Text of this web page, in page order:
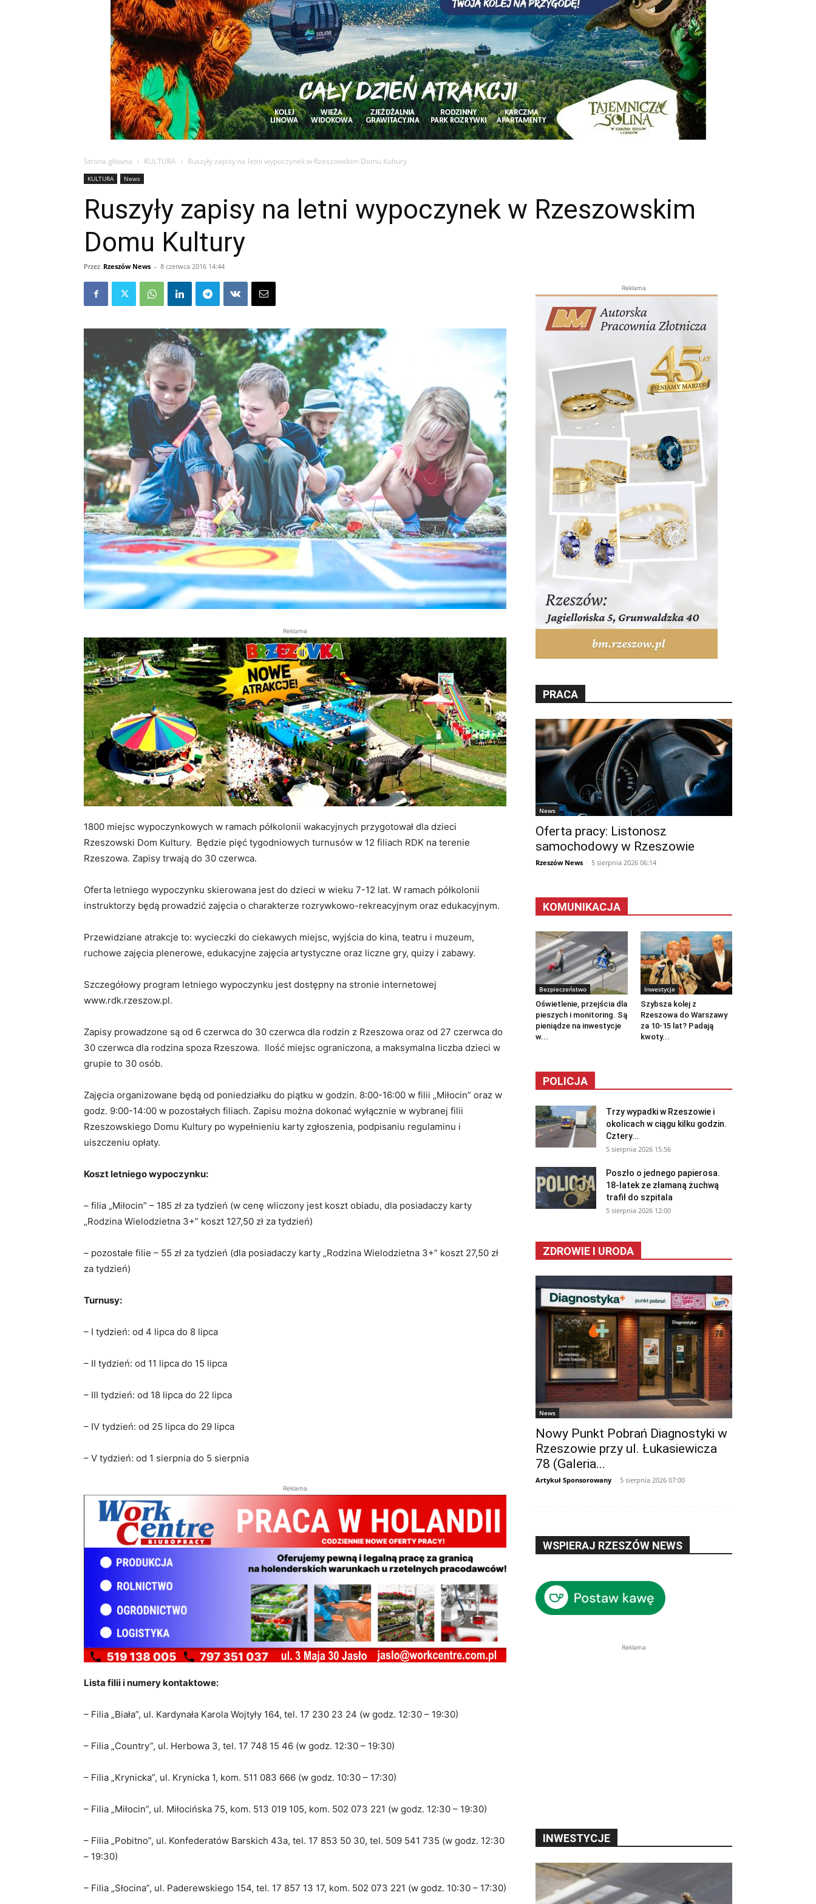
Strona główna KULTURA Ruszyły zapisy na letni wypoczynek w Rzeszowskim Domu Kultury
KULTURA News
Ruszyły zapisy na letni wypoczynek w Rzeszowskim
Domu Kultury
Przez Rzeszów News - 8 czerwca 2016 14:44
Reklama
1800 miejsc wypoczynkowych w ramach półkolonii wakacyjnych przygotował dla dzieci
Rzeszowski Dom Kultury. Będzie pięć tygodniowych turnusów w 12 filiach RDK na terenie
Rzeszowa. Zapisy trwają do 30 czerwca.
Oferta letniego wypoczynku skierowana jest do dzieci w wieku 7-12 lat. W ramach półkolonii
instruktorzy będą prowadzić zajęcia o charakterze rozrywkowo-rekreacyjnym oraz edukacyjnym.
Przewidziane atrakcje to: wycieczki do ciekawych miejsc, wyjścia do kina, teatru i muzeum,
ruchowe zajęcia plenerowe, edukacyjne zajęcia artystyczne oraz liczne gry, quizy i zabawy.
Szczegółowy program letniego wypoczynku jest dostępny na stronie internetowej
www.rdk.rzeszow.pl.
Zapisy prowadzone są od 6 czerwca do 30 czerwca dla rodzin z Rzeszowa oraz od 27 czerwca do
30 czerwca dla rodzina spoza Rzeszowa. Ilość miejsc ograniczona, a maksymalna liczba dzieci w
grupie to 30 osób.
Zajęcia organizowane będą od poniedziałku do piątku w godzin. 8:00-16:00 w filii „Miłocin” oraz w
godz. 9:00-14:00 w pozostałych filiach. Zapisu można dokonać wyłącznie w wybranej filii
Rzeszowskiego Domu Kultury po wypełnieniu karty zgłoszenia, podpisaniu regulaminu i
uiszczeniu opłaty.
Koszt letniego wypoczynku:
– filia „Miłocin” – 185 zł za tydzień (w cenę wliczony jest koszt obiadu, dla posiadaczy karty
„Rodzina Wielodzietna 3+” koszt 127,50 zł za tydzień)
– pozostałe filie – 55 zł za tydzień (dla posiadaczy karty „Rodzina Wielodzietna 3+” koszt 27,50 zł
za tydzień)
Turnusy:
– I tydzień: od 4 lipca do 8 lipca
– II tydzień: od 11 lipca do 15 lipca
– III tydzień: od 18 lipca do 22 lipca
– IV tydzień: od 25 lipca do 29 lipca
– V tydzień: od 1 sierpnia do 5 sierpnia
Reklama
Lista filii i numery kontaktowe:
– Filia „Biała”, ul. Kardynała Karola Wojtyły 164, tel. 17 230 23 24 (w godz. 12:30 – 19:30)
– Filia „Country”, ul. Herbowa 3, tel. 17 748 15 46 (w godz. 12:30 – 19:30)
– Filia „Krynicka”, ul. Krynicka 1, kom. 511 083 666 (w godz. 10:30 – 17:30)
– Filia „Miłocin”, ul. Miłocińska 75, kom. 513 019 105, kom. 502 073 221 (w godz. 12:30 – 19:30)
– Filia „Pobitno”, ul. Konfederatów Barskich 43a, tel. 17 853 50 30, tel. 509 541 735 (w godz. 12:30
– 19:30)
– Filia „Słocina”, ul. Paderewskiego 154, tel. 17 857 13 17, kom. 502 073 221 (w godz. 10:30 – 17:30)
Reklama
PRACA
News
Oferta pracy: Listonosz
samochodowy w Rzeszowie
Rzeszów News - 5 sierpnia 2026 06:14
KOMUNIKACJA
Bezpieczeństwo
Oświetlenie, przejścia dla
pieszych i monitoring. Są
pieniądze na inwestycje
w...
Inwestycje
Szybsza kolej z
Rzeszowa do Warszawy
za 10-15 lat? Padają
kwoty...
POLICJA
Trzy wypadki w Rzeszowie i
okolicach w ciągu kilku godzin.
Cztery...
5 sierpnia 2026 15:56
Poszło o jednego papierosa.
18-latek ze złamaną żuchwą
trafił do szpitala
5 sierpnia 2026 12:00
ZDROWIE I URODA
News
Nowy Punkt Pobrań Diagnostyki w
Rzeszowie przy ul. Łukasiewicza
78 (Galeria...
Artykuł Sponsorowany - 5 sierpnia 2026 07:00
WSPIERAJ RZESZÓW NEWS
Reklama
INWESTYCJE